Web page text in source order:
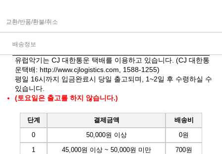
교환/반품/환불/취소
배송정보
유럽악기는 CJ 대한통운 택배를 이용하고 있습니다. (CJ 대한통
운택배: http://www.cjlogistics.com , 1588-1255)
평일 16시까지 입금완료시 당일 출고되며, 1~2일 후 수령하실 수
있습니다.
(토요일은 출고를 하지 않습니다.)
단계 결제금액
배송비
0
50,000원 이상
0원
1
45,000원 이상 ~ 50,000원 미만
700원